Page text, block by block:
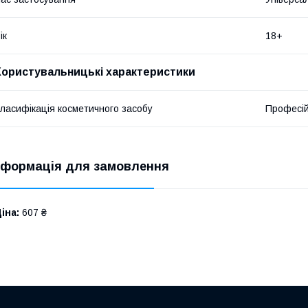
18+
характеристики
косметичного засобу
для замовлення
607 ₴